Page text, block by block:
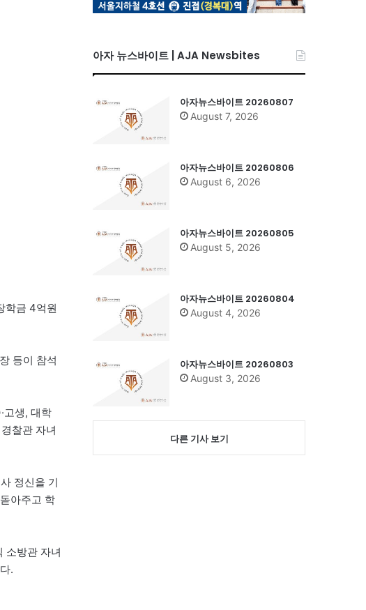
학금 4억원
등이 참석
고생, 대학
찰관 자녀
정신을 기
아주고 학
소방관 자녀
.
아자 뉴스바이트 | AJA Newsbites
아자뉴스바이트 20260807
August 7, 2026
아자뉴스바이트 20260806
August 6, 2026
아자뉴스바이트 20260805
August 5, 2026
아자뉴스바이트 20260804
August 4, 2026
아자뉴스바이트 20260803
August 3, 2026
다른 기사 보기